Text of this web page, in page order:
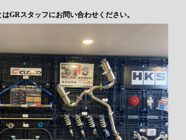
GRスタッフにお問い合わせください。